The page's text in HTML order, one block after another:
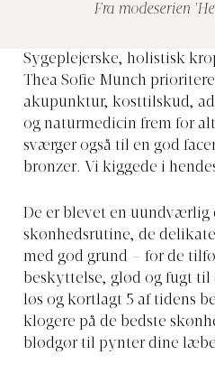
Fra modeserien
Sygeplejerske, holistisk
Thea Sofie Munch
akupunktur, kosttilskud,
og naturmedicin frem for
sværger også til en god
bronzer. Vi kiggede i
De er blevet en uundværlig
skønhedsrutine, de
med god grund – for de
beskyttelse, glød og fugt
løs og kortlagt 5 af tidens
klogere på de bedste
blødgør til pynter dine